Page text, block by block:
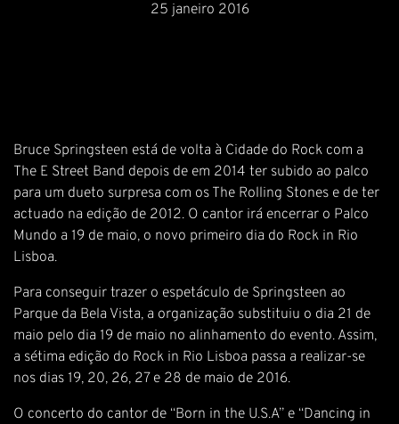
25 janeiro 2016
Bruce Springsteen está de volta à Cidade do Rock com a
The E Street Band depois de em 2014 ter subido ao palco
para um dueto surpresa com os The Rolling Stones e de ter
actuado na edição de 2012. O cantor irá encerrar o Palco
Mundo a 19 de maio, o novo primeiro dia do Rock in Rio
Lisboa.
Para conseguir trazer o espetáculo de Springsteen ao
Parque da Bela Vista, a organização substituiu o dia 21 de
maio pelo dia 19 de maio no alinhamento do evento. Assim,
a sétima edição do Rock in Rio Lisboa passa a realizar-se
nos dias 19, 20, 26, 27 e 28 de maio de 2016.
O concerto do cantor de “Born in the U.S.A” e “Dancing in